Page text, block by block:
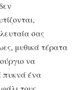
σας
μυθικά τέρατα
να
πυκνά ένα